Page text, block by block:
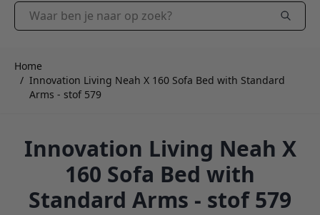
Waar ben je naar op zoek?
Home
/ Innovation Living Neah X 160 Sofa Bed with Standard
Arms - stof 579
Innovation Living Neah X
160 Sofa Bed with
Standard Arms - stof 579